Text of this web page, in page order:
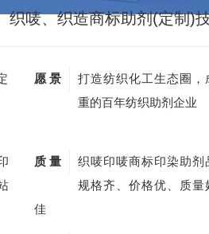
织唛、织造商标助剂(定制)
愿 景
打造纺织化工生态圈，
重的百年纺织助剂企业
质 量
织唛印唛商标印染助剂
规格齐、价格优、质量
佳